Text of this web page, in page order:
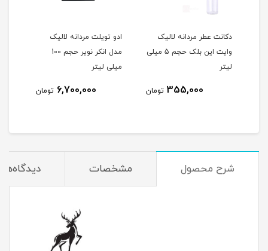
دکانت عطر مردانه لالیک
وایت این بلک حجم 5 میلی
لیتر
355,000 تومان
ادو تویلت مردانه لالیک
مدل انکر نویر حجم 100
میلی لیتر
6,700,000 تومان
شرح محصول مشخصات دیدگاه‌ها